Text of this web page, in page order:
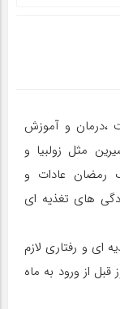
،درمان و آموزش
مثل زولبیا و
رمضان عادات و
های تغذیه ای
ای و رفتاری لازم
از ورود به ماه